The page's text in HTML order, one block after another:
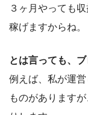
３ヶ月やっても
稼げますからね。
とは言っても、
例えば、私が運
ものがあります